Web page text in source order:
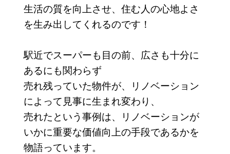
生活の質を向上させ、住む人の心地よさ
を生み出してくれるのです！
駅近でスーパーも目の前、広さも十分に
あるにも関わらず
売れ残っていた物件が、リノベーション
によって見事に生まれ変わり、
売れたという事例は、リノベーションが
いかに重要な価値向上の手段であるかを
物語っています。